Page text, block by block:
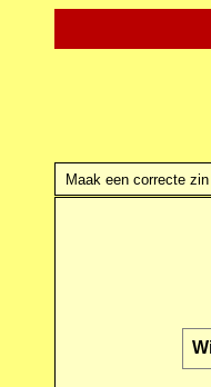
Maak een correcte